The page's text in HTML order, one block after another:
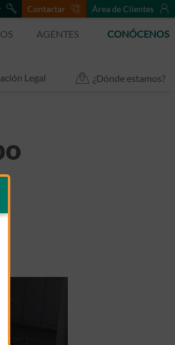
Contactar Área de Clientes
AGENTES CONÓCENOS
Legal ¿Dónde estamos?